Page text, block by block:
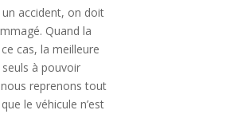
accident, on doit
Quand la
cas, la meilleure
à pouvoir
reprenons tout
le véhicule n’est